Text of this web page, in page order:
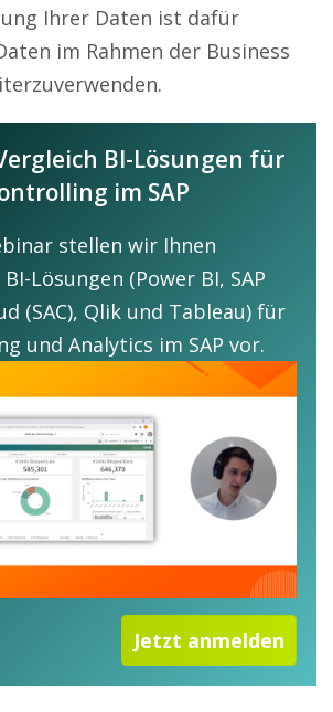
Ihrer Daten ist dafür
im Rahmen der Business
BI-Lösungen für
im SAP
stellen wir Ihnen
Lösungen (Power BI, SAP
(SAC), Qlik und Tableau) für
und Analytics im SAP vor.
Jetzt anmelden